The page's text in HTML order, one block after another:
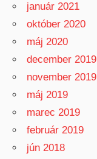
január 2021
október 2020
máj 2020
december 2019
november 2019
máj 2019
marec 2019
február 2019
jún 2018